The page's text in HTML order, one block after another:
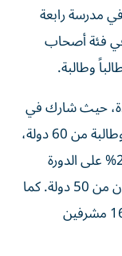
مدرسة رابعة
في فئة أصحاب
حيث شارك في
تصفيات دورته العاشرة 40286428 طالباً وطالبة من 60 دولة،
بينهم 74062 من أصحاب الهمم، بزيادة 24% على الدورة
التاسعة التي شهدت مشاركة 32.231 مليون من 50 دولة. كما
سجلت مشاركة 138426 مدرسة، و161507 مشرفين